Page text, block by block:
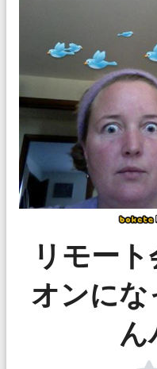
リモー
オンに
ん